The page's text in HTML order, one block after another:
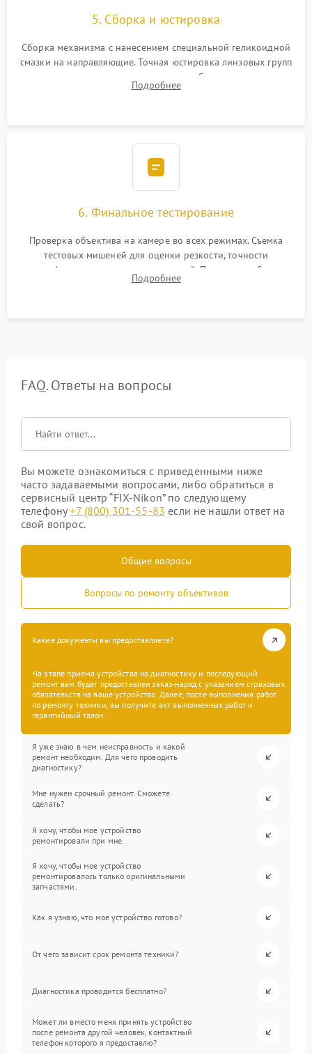
5. Сборка и юстировка
Сборка механизма с нанесением специальной геликоидной
смазки на направляющие. Точная юстировка линзовых групп
программным или механическим способом для устранения
бэк
Подробнее
6. Финальное тестирование
Проверка объектива на камере во всех режимах. Съемка
тестовых мишеней для оценки резкости, точности
автофокуса и отсутствия искажений. Проверка работы
диафрагмы на закрытых значениях и тестирование
Подробнее
FAQ. Ответы на вопросы
Вы можете ознакомиться с приведенными ниже
часто задаваемыми вопросами, либо обратиться в
сервисный центр “FIX-Nikon” по следующему
телефону+7 (800) 301-55-83 если не нашли ответ на
свой вопрос.
Общие вопросы
Вопросы по ремонту объективов
Какие документы вы предоставляете?
На этапе приема устройства на диагностику и последующий
ремонт вам будет предоставлен заказ-наряд с указанием страховых
обязательств на ваше устройство. Далее, после выполнения работ
по ремонту техники, вы получите акт выполненных работ и
гарантийный талон.
Я уже знаю в чем неисправность и какой
ремонт необходим. Для чего проводить
диагностику?
Мне нужен срочный ремонт. Сможете
сделать?
Я хочу, чтобы мое устройство
ремонтировали при мне.
Я хочу, чтобы мое устройство
ремонтировалось только оригинальными
запчастями.
Как я узнаю, что мое устройство готово?
От чего зависит срок ремонта техники?
Диагностика проводится бесплатно?
Может ли вместо меня принять устройство
после ремонта другой человек, контактный
телефон которого я предоставлю?